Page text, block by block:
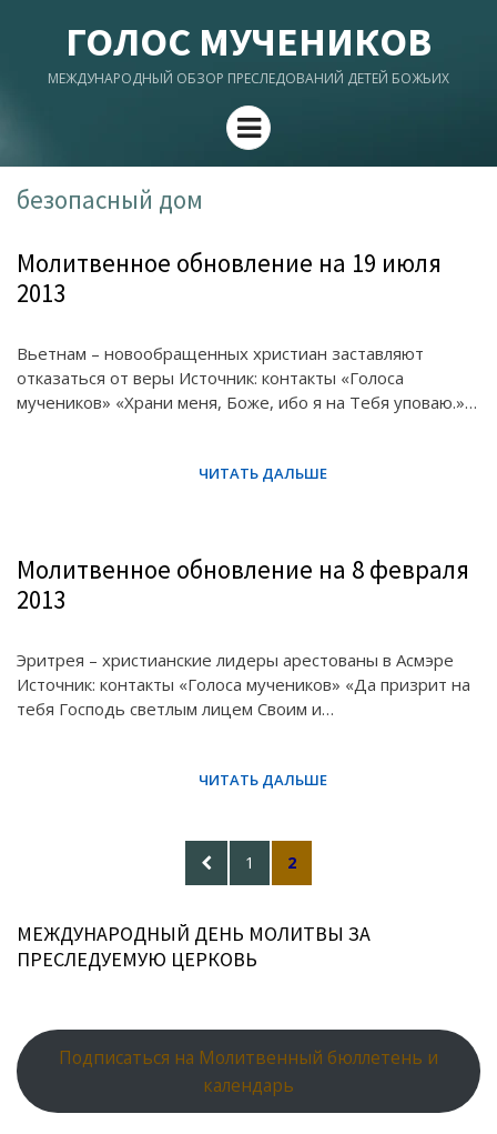
ГОЛОС МУЧЕНИКОВ
МЕЖДУНАРОДНЫЙ ОБЗОР ПРЕСЛЕДОВАНИЙ ДЕТЕЙ БОЖЬИХ
Menu
безопасный дом
Молитвенное обновление на 19 июля
2013
Вьетнам – новообращенных христиан заставляют
отказаться от веры Источник: контакты «Голоса
мучеников» «Храни меня, Боже, ибо я на Тебя уповаю.»…
Молитвенное обновление на 8 февраля
2013
Эритрея – христианские лидеры арестованы в Асмэре
Источник: контакты «Голоса мучеников» «Да призрит на
тебя Господь светлым лицем Своим и…
PREVIOUS
PAGE
PAGE
1 PAGE
2
МЕЖДУНАРОДНЫЙ ДЕНЬ МОЛИТВЫ ЗА
ПРЕСЛЕДУЕМУЮ ЦЕРКОВЬ
Подписаться на Молитвенный бюллетень и
календарь